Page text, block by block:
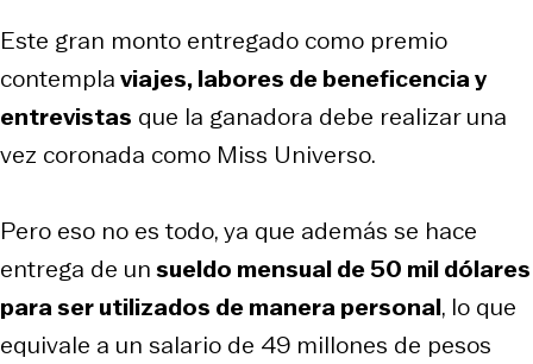
Este gran monto entregado como premio
contemplaviajes, labores de beneficencia y
entrevistas que la ganadora debe realizar una
vez coronada como Miss Universo.
Pero eso no es todo, ya que además se hace
entrega de unsueldo mensual de 50 mil dólares
para ser utilizados de manera personal, lo que
equivale a un salario de 49 millones de pesos